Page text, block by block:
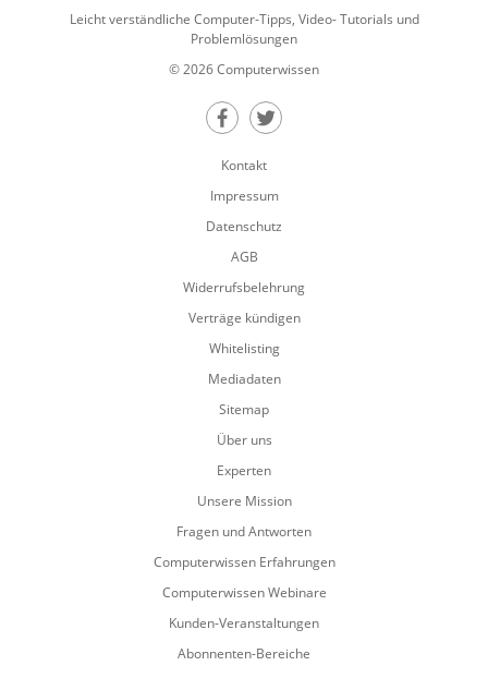
Leicht verständliche Computer-Tipps, Video- Tutorials und
Problemlösungen
© 2026 Computerwissen
Teilen auf Facebook
Teilen auf Twitter
Kontakt
Impressum
Datenschutz
AGB
Widerrufsbelehrung
Verträge kündigen
Whitelisting
Mediadaten
Sitemap
Über uns
Experten
Unsere Mission
Fragen und Antworten
Computerwissen Erfahrungen
Computerwissen Webinare
Kunden-Veranstaltungen
Abonnenten-Bereiche